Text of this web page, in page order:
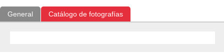
General Catálogo de fotografías